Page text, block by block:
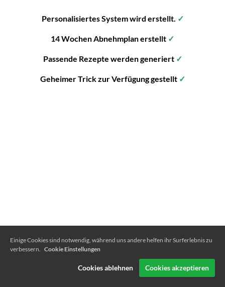
Personalisiertes System wird erstellt. ✓
14 Wochen Abnehmplan erstellt ✓
Passende Rezepte werden generiert ✓
Geheimer Trick zur Verfügung gestellt ✓
Einige Cookies sind notwendig, während uns andere helfen ihr Surferlebnis zu
verbessern. Cookie Einstellungen
Cookies ablehnen Cookies akzeptieren